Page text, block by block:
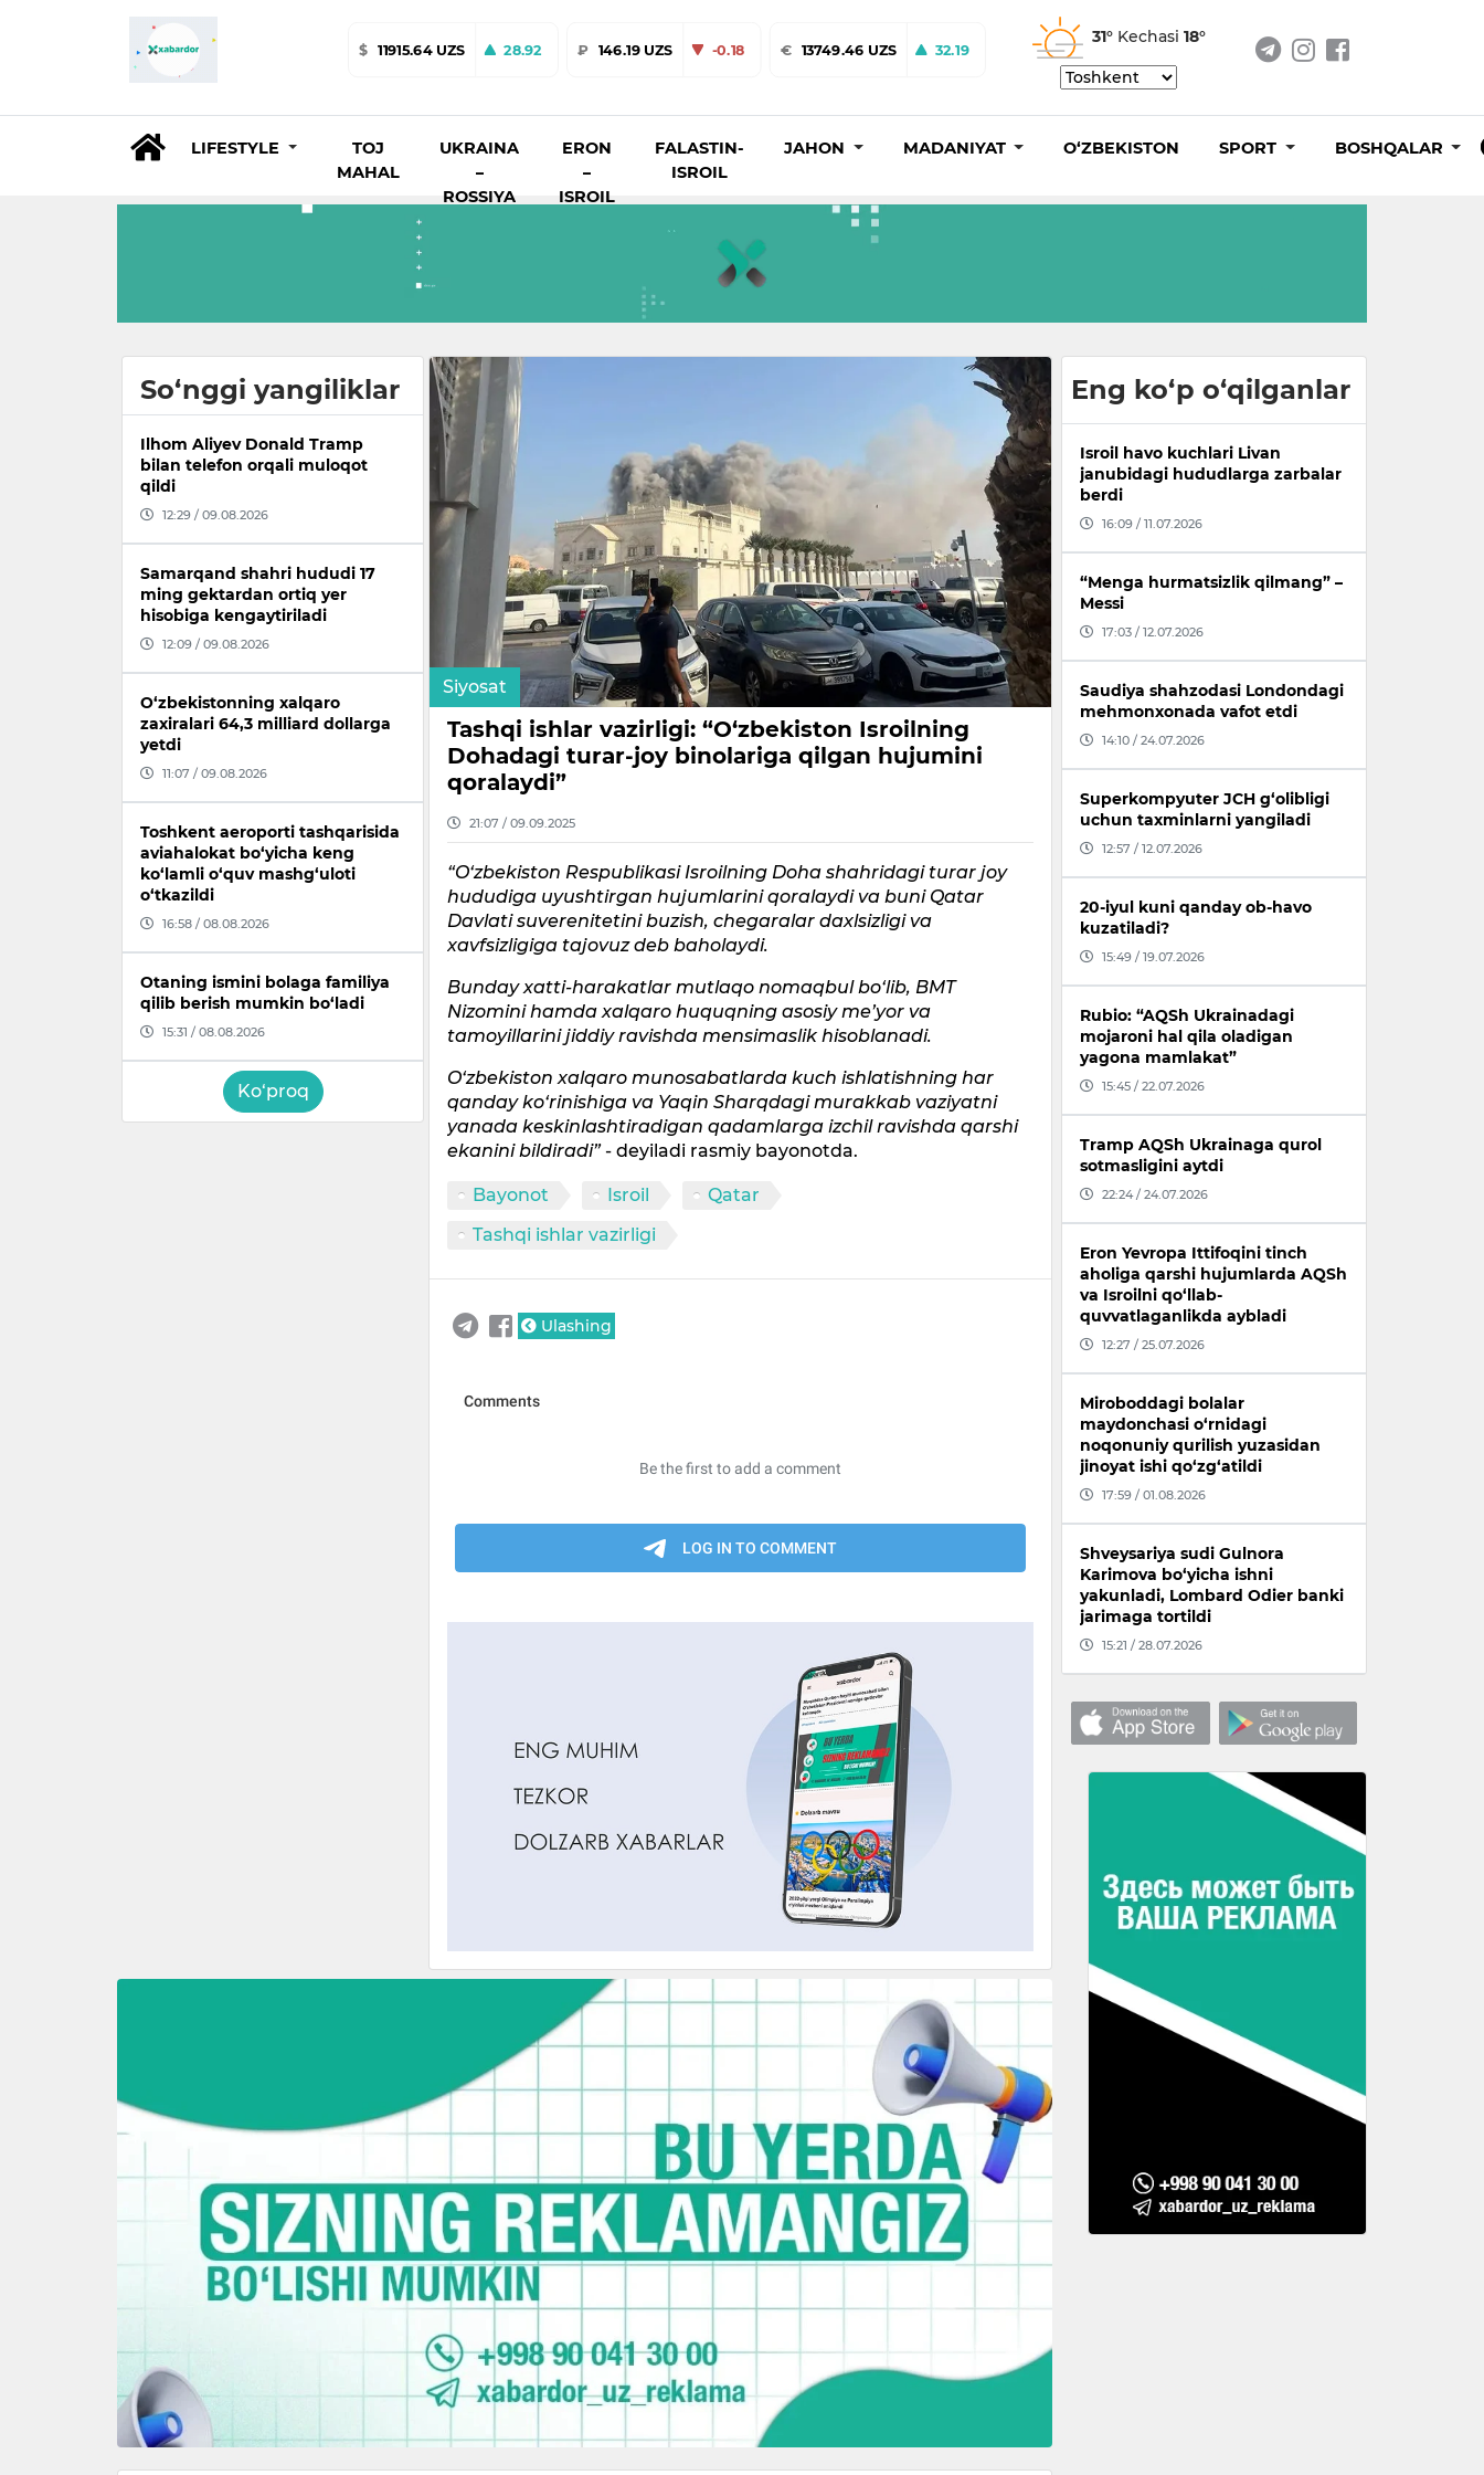
$ 11915.64 UZS 28.92 ₽ 146.19 UZS -0.18 € 13749.46 UZS 32.19
31° Kechasi 18°
LIFESTYLE
TOJ
MAHAL
UKRAINA
–
ROSSIYA
ERON
–
ISROIL
FALASTIN-
ISROIL
JAHON MADANIYAT O‘ZBEKISTON SPORT BOSHQALAR
So‘nggi yangiliklar
Ilhom Aliyev Donald Tramp
bilan telefon orqali muloqot
qildi
12:29 / 09.08.2026
Samarqand shahri hududi 17
ming gektardan ortiq yer
hisobiga kengaytiriladi
12:09 / 09.08.2026
O‘zbekistonning xalqaro
zaxiralari 64,3 milliard dollarga
yetdi
11:07 / 09.08.2026
Toshkent aeroporti tashqarisida
aviahalokat bo‘yicha keng
ko‘lamli o‘quv mashg‘uloti
o‘tkazildi
16:58 / 08.08.2026
Otaning ismini bolaga familiya
qilib berish mumkin bo‘ladi
15:31 / 08.08.2026
Ko‘proq
Siyosat
Tashqi ishlar vazirligi: “O‘zbekiston Isroilning
Dohadagi turar-joy binolariga qilgan hujumini
qoralaydi”
21:07 / 09.09.2025
“O‘zbekiston Respublikasi Isroilning Doha shahridagi turar joy
hududiga uyushtirgan hujumlarini qoralaydi va buni Qatar
Davlati suverenitetini buzish, chegaralar daxlsizligi va
xavfsizligiga tajovuz deb baholaydi.
Bunday xatti-harakatlar mutlaqo nomaqbul bo‘lib, BMT
Nizomini hamda xalqaro huquqning asosiy me’yor va
tamoyillarini jiddiy ravishda mensimaslik hisoblanadi.
O‘zbekiston xalqaro munosabatlarda kuch ishlatishning har
qanday ko‘rinishiga va Yaqin Sharqdagi murakkab vaziyatni
yanada keskinlashtiradigan qadamlarga izchil ravishda qarshi
ekanini bildiradi”- deyiladi rasmiy bayonotda.
Bayonot Isroil
Qatar
Tashqi ishlar vazirligi
Ulashing
Eng ko‘p o‘qilganlar
Isroil havo kuchlari Livan
janubidagi hududlarga zarbalar
berdi
16:09 / 11.07.2026
“Menga hurmatsizlik qilmang” –
Messi
17:03 / 12.07.2026
Saudiya shahzodasi Londondagi
mehmonxonada vafot etdi
14:10 / 24.07.2026
Superkompyuter JCH g‘olibligi
uchun taxminlarni yangiladi
12:57 / 12.07.2026
20-iyul kuni qanday ob-havo
kuzatiladi?
15:49 / 19.07.2026
Rubio: “AQSh Ukrainadagi
mojaroni hal qila oladigan
yagona mamlakat”
15:45 / 22.07.2026
Tramp AQSh Ukrainaga qurol
sotmasligini aytdi
22:24 / 24.07.2026
Eron Yevropa Ittifoqini tinch
aholiga qarshi hujumlarda AQSh
va Isroilni qo‘llab-
quvvatlaganlikda aybladi
12:27 / 25.07.2026
Miroboddagi bolalar
maydonchasi o‘rnidagi
noqonuniy qurilish yuzasidan
jinoyat ishi qo‘zg‘atildi
17:59 / 01.08.2026
Shveysariya sudi Gulnora
Karimova bo‘yicha ishni
yakunladi, Lombard Odier banki
jarimaga tortildi
15:21 / 28.07.2026